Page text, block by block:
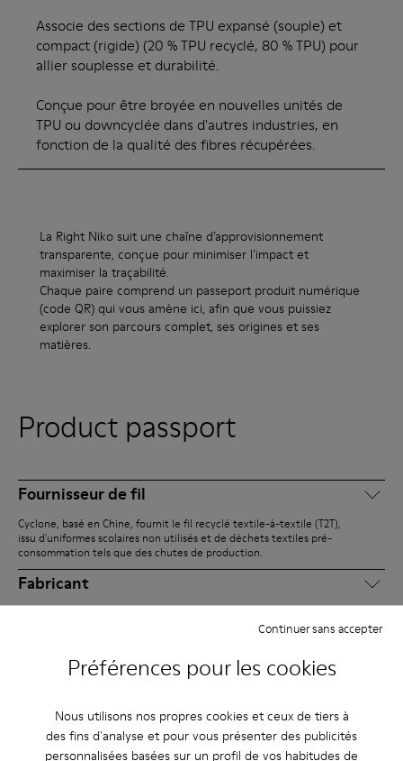
Préférences pour les cookies
Nous utilisons nos propres cookies et ceux de tiers à
des fins d'analyse et pour vous présenter des publicités
personnalisées basées sur un profil de vos habitudes de
Continuer sans accepter
Associe des sections de TPU expansé (souple) et
compact (rigide) (20 % TPU recyclé, 80 % TPU) pour
allier souplesse et durabilité.
Conçue pour être broyée en nouvelles unités de
TPU ou downcyclée dans d'autres industries, en
fonction de la qualité des fibres récupérées.
Product passport
La Right Niko suit une chaîne d’approvisionnement
transparente, conçue pour minimiser l’impact et
maximiser la traçabilité.
Chaque paire comprend un passeport produit numérique
(code QR) qui vous amène ici, afin que vous puissiez
explorer son parcours complet, ses origines et ses
matières.
Fournisseur de fil
Cyclone, basé en Chine, fournit le fil recyclé textile-à-textile (T2T),
issu d'uniformes scolaires non utilisés et de déchets textiles pré-
consommation tels que des chutes de production.
Fabricant
Chen Tai Lai, basées respectivement en Chine et au Vietnam.
Assemblage
Distributeurs